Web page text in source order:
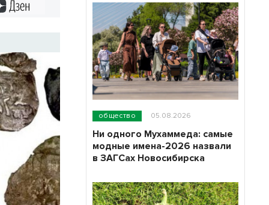
общество 05.08.2026
Ни одного Мухаммеда: самые
модные имена-2026 назвали
в ЗАГСах Новосибирска